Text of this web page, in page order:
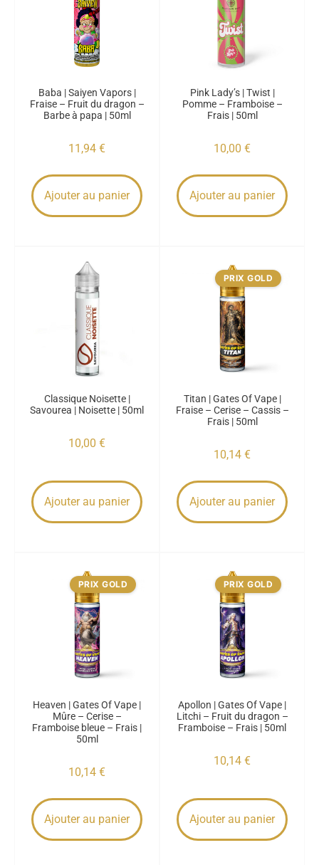
Baba | Saiyen Vapors |
Fraise – Fruit du dragon –
Barbe à papa | 50ml
11,94 €
Ajouter au panier
Pink Lady’s | Twist |
Pomme – Framboise –
Frais | 50ml
10,00 €
Ajouter au panier
Classique Noisette |
Savourea | Noisette | 50ml
10,00 €
Ajouter au panier
PRIX GOLD
Titan | Gates Of Vape |
Fraise – Cerise – Cassis –
Frais | 50ml
10,14 €
Ajouter au panier
PRIX GOLD
Heaven | Gates Of Vape |
Mûre – Cerise –
Framboise bleue – Frais |
50ml
10,14 €
Ajouter au panier
PRIX GOLD
Apollon | Gates Of Vape |
Litchi – Fruit du dragon –
Framboise – Frais | 50ml
10,14 €
Ajouter au panier